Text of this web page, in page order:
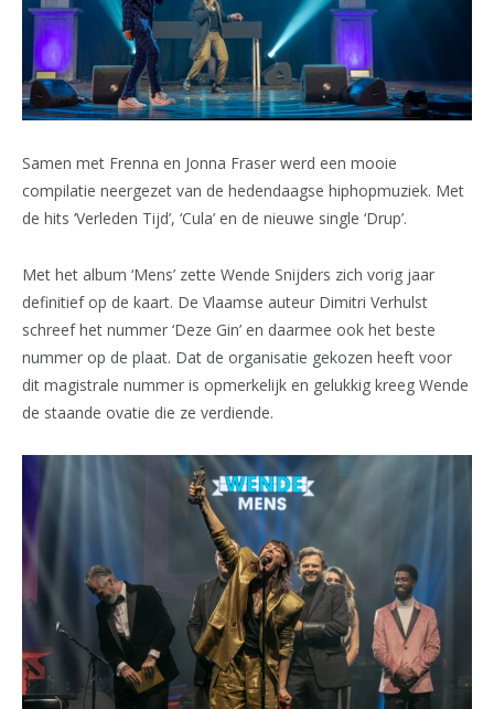
Samen met Frenna en Jonna Fraser werd een mooie
compilatie neergezet van de hedendaagse hiphopmuziek. Met
de hits ‘Verleden Tijd’, ‘Cula’ en de nieuwe single ‘Drup’.
Met het album ‘Mens’ zette Wende Snijders zich vorig jaar
definitief op de kaart. De Vlaamse auteur Dimitri Verhulst
schreef het nummer ‘Deze Gin’ en daarmee ook het beste
nummer op de plaat. Dat de organisatie gekozen heeft voor
dit magistrale nummer is opmerkelijk en gelukkig kreeg Wende
de staande ovatie die ze verdiende.